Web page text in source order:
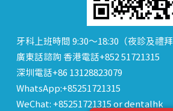
牙科上班時間 9:30～18:30（夜診及禮
廣東話諮詢 香港電話+852 51721315
深圳電話+86 13128823079
WhatsApp:+85251721315
WeChat: +85251721315 or dentalhk